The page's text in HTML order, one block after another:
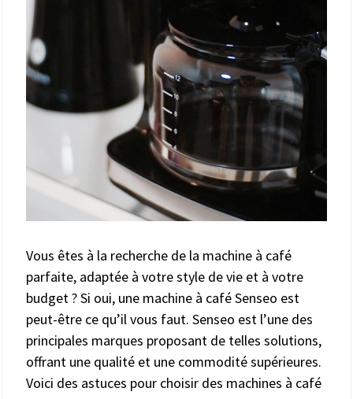
Vous êtes à la recherche de la machine à café
parfaite, adaptée à votre style de vie et à votre
budget ? Si oui, une machine à café Senseo est
peut-être ce qu’il vous faut. Senseo est l’une des
principales marques proposant de telles solutions,
offrant une qualité et une commodité supérieures.
Voici des astuces pour choisir des machines à café